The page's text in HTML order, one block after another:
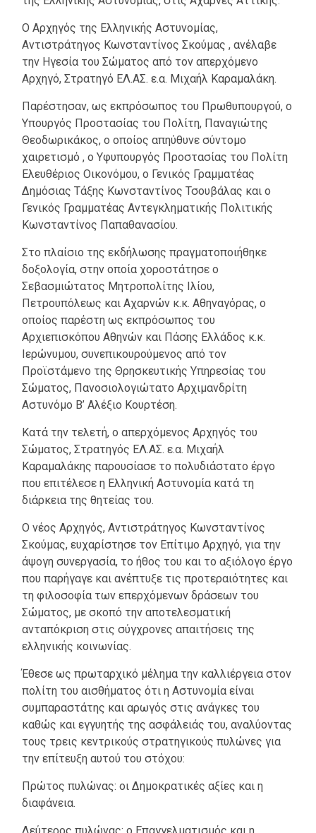
Ο Αρχηγός της Ελληνικής Αστυνομίας,
Αντιστράτηγος Κωνσταντίνος Σκούμας , ανέλαβε
την Ηγεσία του Σώματος από τον απερχόμενο
Αρχηγό, Στρατηγό ΕΛ.ΑΣ. ε.α. Μιχαήλ Καραμαλάκη.
Παρέστησαν, ως εκπρόσωπος του Πρωθυπουργού, ο
Υπουργός Προστασίας του Πολίτη, Παναγιώτης
Θεοδωρικάκος, ο οποίος απηύθυνε σύντομο
χαιρετισμό , ο Υφυπουργός Προστασίας του Πολίτη
Ελευθέριος Οικονόμου, ο Γενικός Γραμματέας
Δημόσιας Τάξης Κωνσταντίνος Τσουβάλας και ο
Γενικός Γραμματέας Αντεγκληματικής Πολιτικής
Κωνσταντίνος Παπαθανασίου.
Στο πλαίσιο της εκδήλωσης πραγματοποιήθηκε
δοξολογία, στην οποία χοροστάτησε ο
Σεβασμιώτατος Μητροπολίτης Ιλίου,
Πετρουπόλεως και Αχαρνών κ.κ. Αθηναγόρας, ο
οποίος παρέστη ως εκπρόσωπος του
Αρχιεπισκόπου Αθηνών και Πάσης Ελλάδος κ.κ.
Ιερώνυμου, συνεπικουρούμενος από τον
Προϊστάμενο της Θρησκευτικής Υπηρεσίας του
Σώματος, Πανοσιολογιώτατο Αρχιμανδρίτη
Αστυνόμο Β’ Αλέξιο Κουρτέση.
Κατά την τελετή, ο απερχόμενος Αρχηγός του
Σώματος, Στρατηγός ΕΛ.ΑΣ. ε.α. Μιχαήλ
Καραμαλάκης παρουσίασε το πολυδιάστατο έργο
που επιτέλεσε η Ελληνική Αστυνομία κατά τη
διάρκεια της θητείας του.
Ο νέος Αρχηγός, Αντιστράτηγος Κωνσταντίνος
Σκούμας, ευχαρίστησε τον Επίτιμο Αρχηγό, για την
άψογη συνεργασία, το ήθος του και το αξιόλογο έργο
που παρήγαγε και ανέπτυξε τις προτεραιότητες και
τη φιλοσοφία των επερχόμενων δράσεων του
Σώματος, με σκοπό την αποτελεσματική
ανταπόκριση στις σύγχρονες απαιτήσεις της
ελληνικής κοινωνίας.
Έθεσε ως πρωταρχικό μέλημα την καλλιέργεια στον
πολίτη του αισθήματος ότι η Αστυνομία είναι
συμπαραστάτης και αρωγός στις ανάγκες του
καθώς και εγγυητής της ασφάλειάς του, αναλύοντας
τους τρεις κεντρικούς στρατηγικούς πυλώνες για
την επίτευξη αυτού του στόχου:
Πρώτος πυλώνας: οι Δημοκρατικές αξίες και η
διαφάνεια.